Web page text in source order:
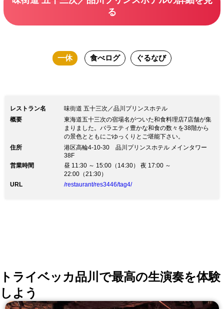
る
一休 食べログ ぐるなび
レストラン名
味街道 五十三次／品川プリンスホテル
概要
東海道五十三次の宿場名がついた和食料理店7店舗が集
まりました。バラエティ豊かな和食の数々を38階から
の景色とともにごゆっくりとご堪能下さい。
住所
港区高輪4-10-30 品川プリンスホテル メインタワー
38F
営業時間
昼 11:30 ～ 15:00（14:30） 夜 17:00 ～
22:00（21:30）
URL
/restaurant/res3446/tag4/
トライベッカ品川で最高の生演奏を体験
しよう